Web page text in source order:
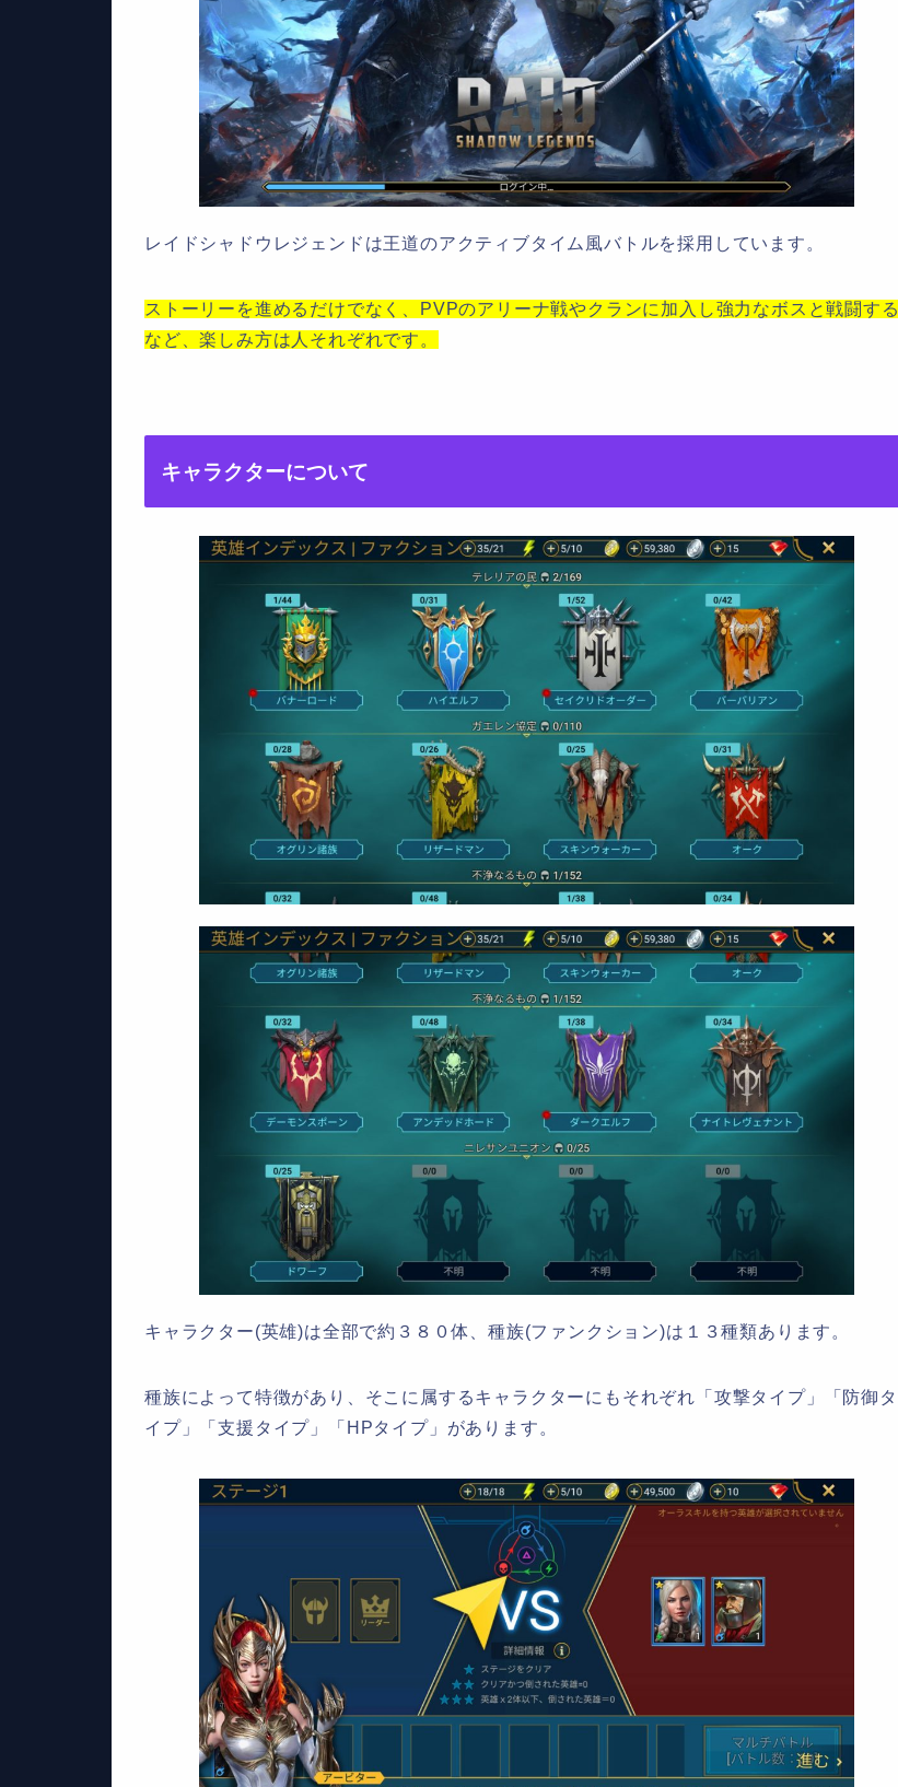
レイドシャドウレジェンドは王道のアクティブタイム風バトルを採用しています。
ストーリーを進めるだけでなく、 PVPのアリーナ戦やクランに加入し強力なボスと戦闘する
など、楽しみ方は人それぞれです。
キャラクターについて
キャラクター(英雄)は全部で約 ３８０体、種族(ファンクション)は １３種類あります。
種族によって特徴があり、そこに属するキャラクターにもそれぞれ「攻撃タイプ」「防御タ
イプ」「支援タイプ」「 HPタイプ」があります。